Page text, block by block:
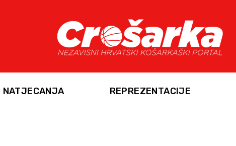
NATJECANJA REPREZENTACIJE